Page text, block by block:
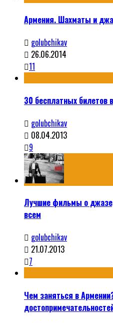
Армения. Шахматы и
golubchikav
26.06.2014
11
30 бесплатных билетов
golubchikav
08.04.2013
9
Лучшие фильмы о
всем
golubchikav
21.07.2013
7
Чем заняться в